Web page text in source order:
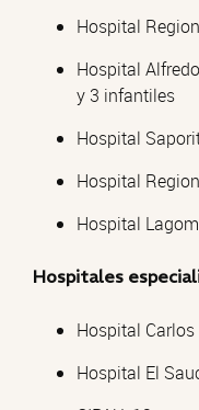
Hospital
Hospital
y 3 infantiles
Hospital
Hospital
Hospital
Hospitales
Hospital
Hospital El